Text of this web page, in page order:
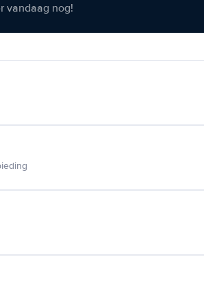
vandaag nog!